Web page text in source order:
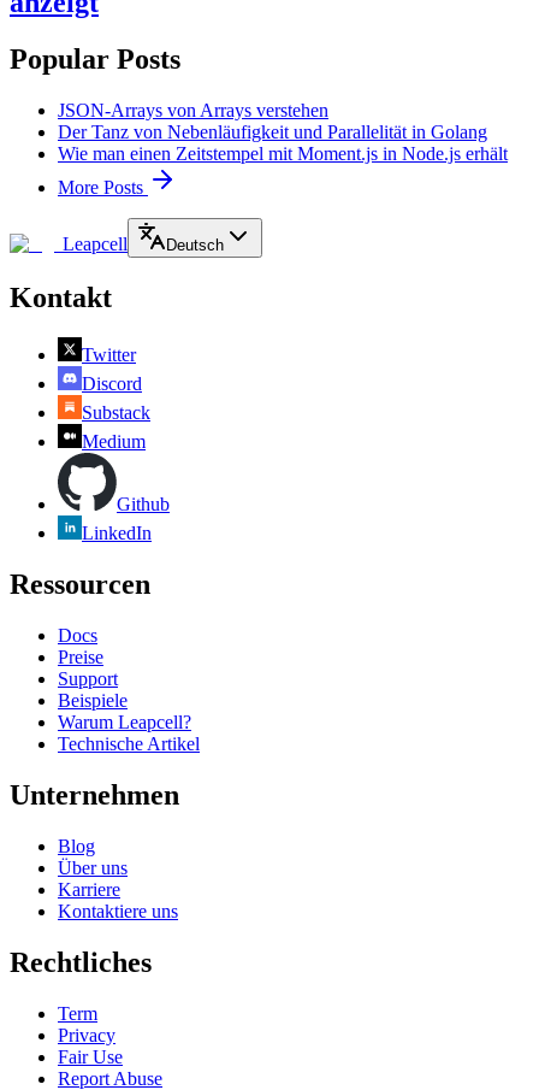
Popular Posts
JSON-Arrays von Arrays verstehen
Der Tanz von Nebenläufigkeit und Parallelität in Golang
Wie man einen Zeitstempel mit Moment.js in Node.js erhält
More Posts
Leapcell Deutsch
Kontakt
Twitter
Discord
Substack
Medium
Github
LinkedIn
Ressourcen
Docs
Preise
Support
Beispiele
Warum Leapcell?
Technische Artikel
Unternehmen
Blog
Über uns
Karriere
Kontaktiere uns
Rechtliches
Term
Privacy
Fair Use
Report Abuse